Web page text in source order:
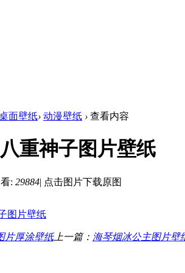
面壁纸› 动漫壁纸 › 查看内容
重神子图片壁纸
: 29884| 点击图片下载原图
片厚涂壁纸上一篇： 海琴烟冰公主图片壁